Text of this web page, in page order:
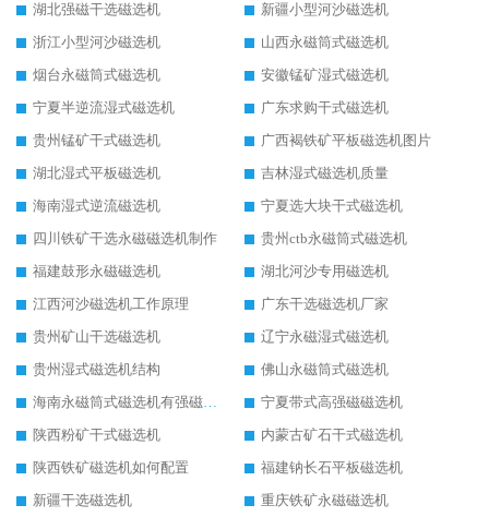
湖北强磁干选磁选机
新疆小型河沙磁选机
浙江小型河沙磁选机
山西永磁筒式磁选机
烟台永磁筒式磁选机
安徽锰矿湿式磁选机
宁夏半逆流湿式磁选机
广东求购干式磁选机
贵州锰矿干式磁选机
广西褐铁矿平板磁选机图片
湖北湿式平板磁选机
吉林湿式磁选机质量
海南湿式逆流磁选机
宁夏选大块干式磁选机
四川铁矿干选永磁磁选机制作
贵州ctb永磁筒式磁选机
福建鼓形永磁磁选机
湖北河沙专用磁选机
江西河沙磁选机工作原理
广东干选磁选机厂家
贵州矿山干选磁选机
辽宁永磁湿式磁选机
贵州湿式磁选机结构
佛山永磁筒式磁选机
海南永磁筒式磁选机有强磁的吗
宁夏带式高强磁磁选机
陕西粉矿干式磁选机
内蒙古矿石干式磁选机
陕西铁矿磁选机如何配置
福建钠长石平板磁选机
新疆干选磁选机
重庆铁矿永磁磁选机